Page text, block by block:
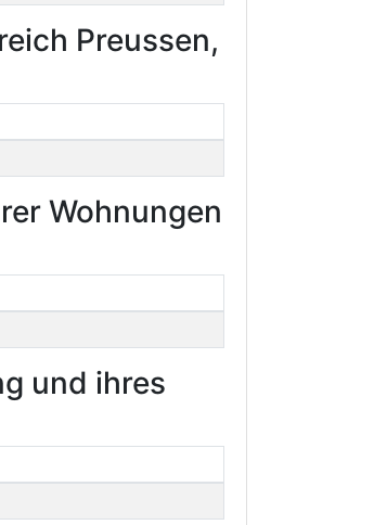
Preussen,
Wohnungen
und ihres